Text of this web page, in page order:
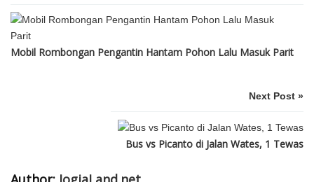
Mobil Rombongan Pengantin Hantam Pohon Lalu Masuk Parit
Next Post »
Bus vs Picanto di Jalan Wates, 1 Tewas